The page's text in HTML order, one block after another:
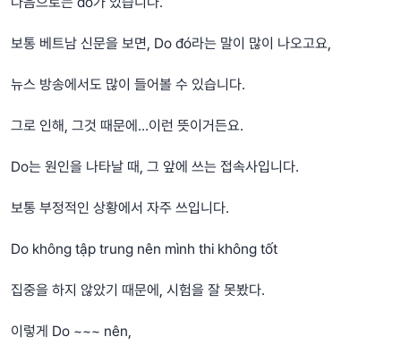
보통 베트남 신문을 보면, Do đó라는 말이 많이 나오고요,
뉴스 방송에서도 많이 들어볼 수 있습니다.
그로 인해, 그것 때문에...이런 뜻이거든요.
Do는 원인을 나타날 때, 그 앞에 쓰는 접속사입니다.
보통 부정적인 상황에서 자주 쓰입니다.
Do không tập trung nên mình thi không tốt
집중을 하지 않았기 때문에, 시험을 잘 못봤다.
이렇게 Do ~~~ nên,